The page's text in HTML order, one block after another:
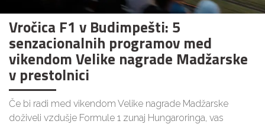
Vročica F1 v Budimpešti: 5
senzacionalnih programov med
vikendom Velike nagrade Madžarske
v prestolnici
Če bi radi med vikendom Velike nagrade Madžarske
doživeli vzdušje Formule 1 zunaj Hungaroringa, vas